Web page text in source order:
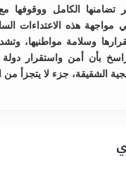
تضامنها الكامل ووقوفها
مواجهة هذه الاعتداءات
وسلامة مواطنيها،
بأن أمن واستقرار
الشقيقة، جزء لا يتجزأ من ا